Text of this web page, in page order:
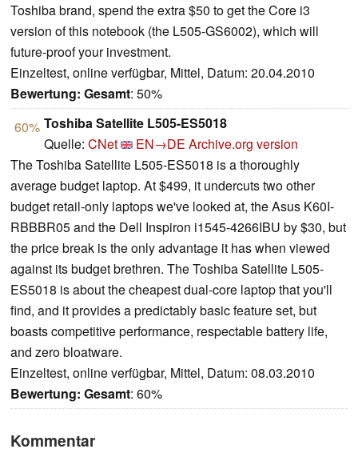
Toshiba brand, spend the extra $50 to get the Core i3
version of this notebook (the L505-GS6002), which will
future-proof your investment.
Einzeltest, online verfügbar, Mittel, Datum: 20.04.2010
Bewertung: Gesamt: 50%
60% Toshiba Satellite L505-ES5018
Quelle: CNet EN→DE Archive.org version
The Toshiba Satellite L505-ES5018 is a thoroughly
average budget laptop. At $499, it undercuts two other
budget retail-only laptops we've looked at, the Asus K60I-
RBBBR05 and the Dell Inspiron i1545-4266IBU by $30, but
the price break is the only advantage it has when viewed
against its budget brethren. The Toshiba Satellite L505-
ES5018 is about the cheapest dual-core laptop that you'll
find, and it provides a predictably basic feature set, but
boasts competitive performance, respectable battery life,
and zero bloatware.
Einzeltest, online verfügbar, Mittel, Datum: 08.03.2010
Bewertung: Gesamt: 60%
Kommentar